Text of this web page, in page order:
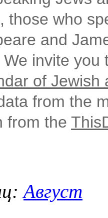
those who
and
invite
of Jewish
from the
from the
Август